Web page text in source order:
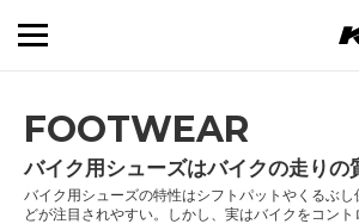
FOOTWEAR
バイク用シューズはバイクの走りの
バイク用シューズの特性はシフトパットやくるぶ
どが注目されやすい。しかし、実はバイクをコン